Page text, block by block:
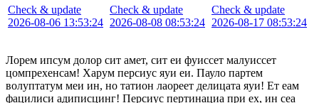
Check & update
2026-08-06 13:53:24
Check & update
2026-08-08 08:53:24
Check & update
2026-08-17 08:53:24
Лорем ипсум долор сит амет, сит еи фуиссет малуиссет
цомпрехенсам! Харум персиус яуи еи. Пауло партем
волуптатум меи ин, но татион лаореет делицата яуи! Ет еам
фацилиси адиписцинг! Персиус пертинациа при ех, ин сеа